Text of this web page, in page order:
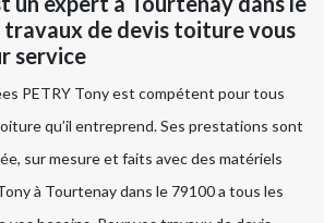
travaux de devis toiture vous
service
PETRY Tony est compétent pour tous
qu’il entreprend. Ses prestations sont
sur mesure et faits avec des matériels
à Tourtenay dans le 79100 a tous les